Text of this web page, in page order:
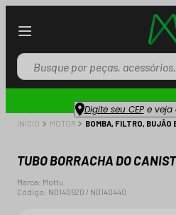
Digite seu CEPe veja
INÍCIO MOTOR BOMBA, FILTRO, BUJÃO
TUBO BORRACHA DO
Marca: Mottu
Código: ND140520 / ND140440